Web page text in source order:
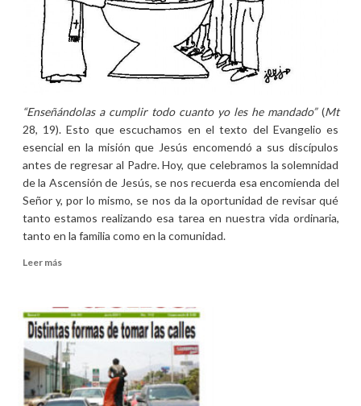
“Enseñándolas a cumplir todo cuanto yo les he mandado”(Mt
28, 19). Esto que escuchamos en el texto del Evangelio es
esencial en la misión que Jesús encomendó a sus discípulos
antes de regresar al Padre. Hoy, que celebramos la solemnidad
de la Ascensión de Jesús, se nos recuerda esa encomienda del
Señor y, por lo mismo, se nos da la oportunidad de revisar qué
tanto estamos realizando esa tarea en nuestra vida ordinaria,
tanto en la familia como en la comunidad.
Leer másLeer
Homilía
de
la
solemnidad
de
la
Ascensión